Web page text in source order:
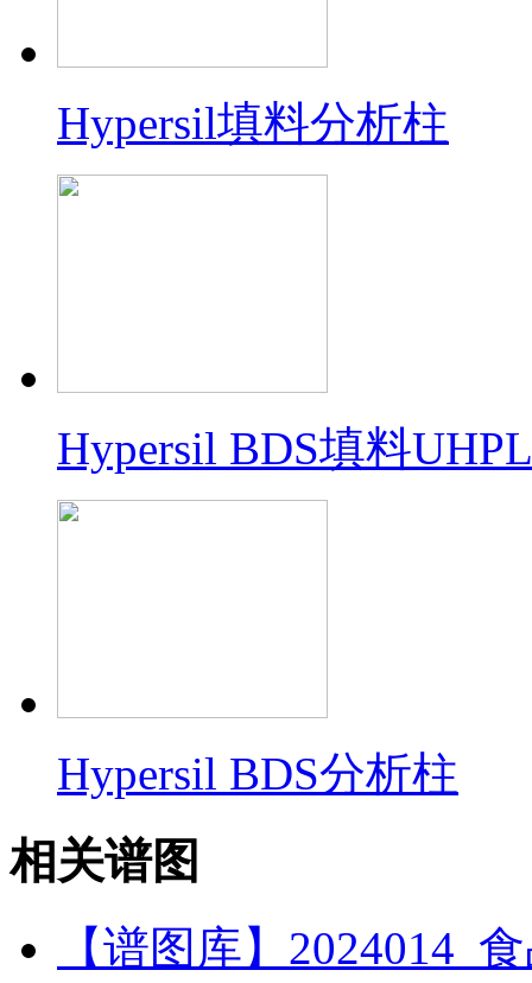
Hypersil填料分析柱
Hypersil BDS填料
Hypersil BDS分析柱
相关谱图
【谱图库】2024014_